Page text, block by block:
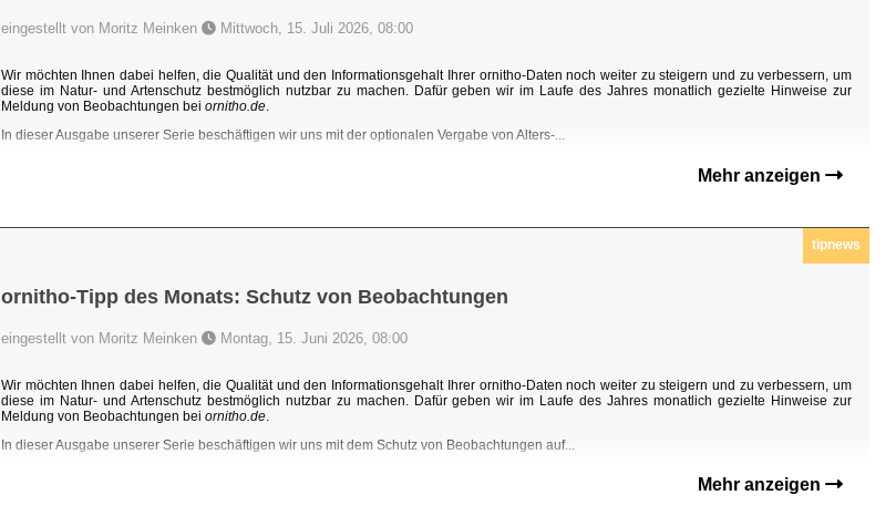
eingestellt von Moritz Meinken Mittwoch, 15. Juli 2026, 08:00
Wir möchten Ihnen dabei helfen, die Qualität und den Informationsgehalt Ihrer ornitho-Daten noch weiter zu steigern und zu verbessern, um
diese im Natur- und Artenschutz bestmöglich nutzbar zu machen. Dafür geben wir im Laufe des Jahres monatlich gezielte Hinweise zur
Meldung von Beobachtungen bei ornitho.de.
In dieser Ausgabe unserer Serie beschäftigen wir uns mit der optionalen Vergabe von Alters-...
Mehr anzeigen
tipnews
ornitho-Tipp des Monats: Schutz von Beobachtungen
eingestellt von Moritz Meinken Montag, 15. Juni 2026, 08:00
Wir möchten Ihnen dabei helfen, die Qualität und den Informationsgehalt Ihrer ornitho-Daten noch weiter zu steigern und zu verbessern, um
diese im Natur- und Artenschutz bestmöglich nutzbar zu machen. Dafür geben wir im Laufe des Jahres monatlich gezielte Hinweise zur
Meldung von Beobachtungen bei ornitho.de
In dieser Ausgabe unserer Serie beschäftigen wir uns mit dem Schutz von Beobachtungen auf...
Mehr anzeigen